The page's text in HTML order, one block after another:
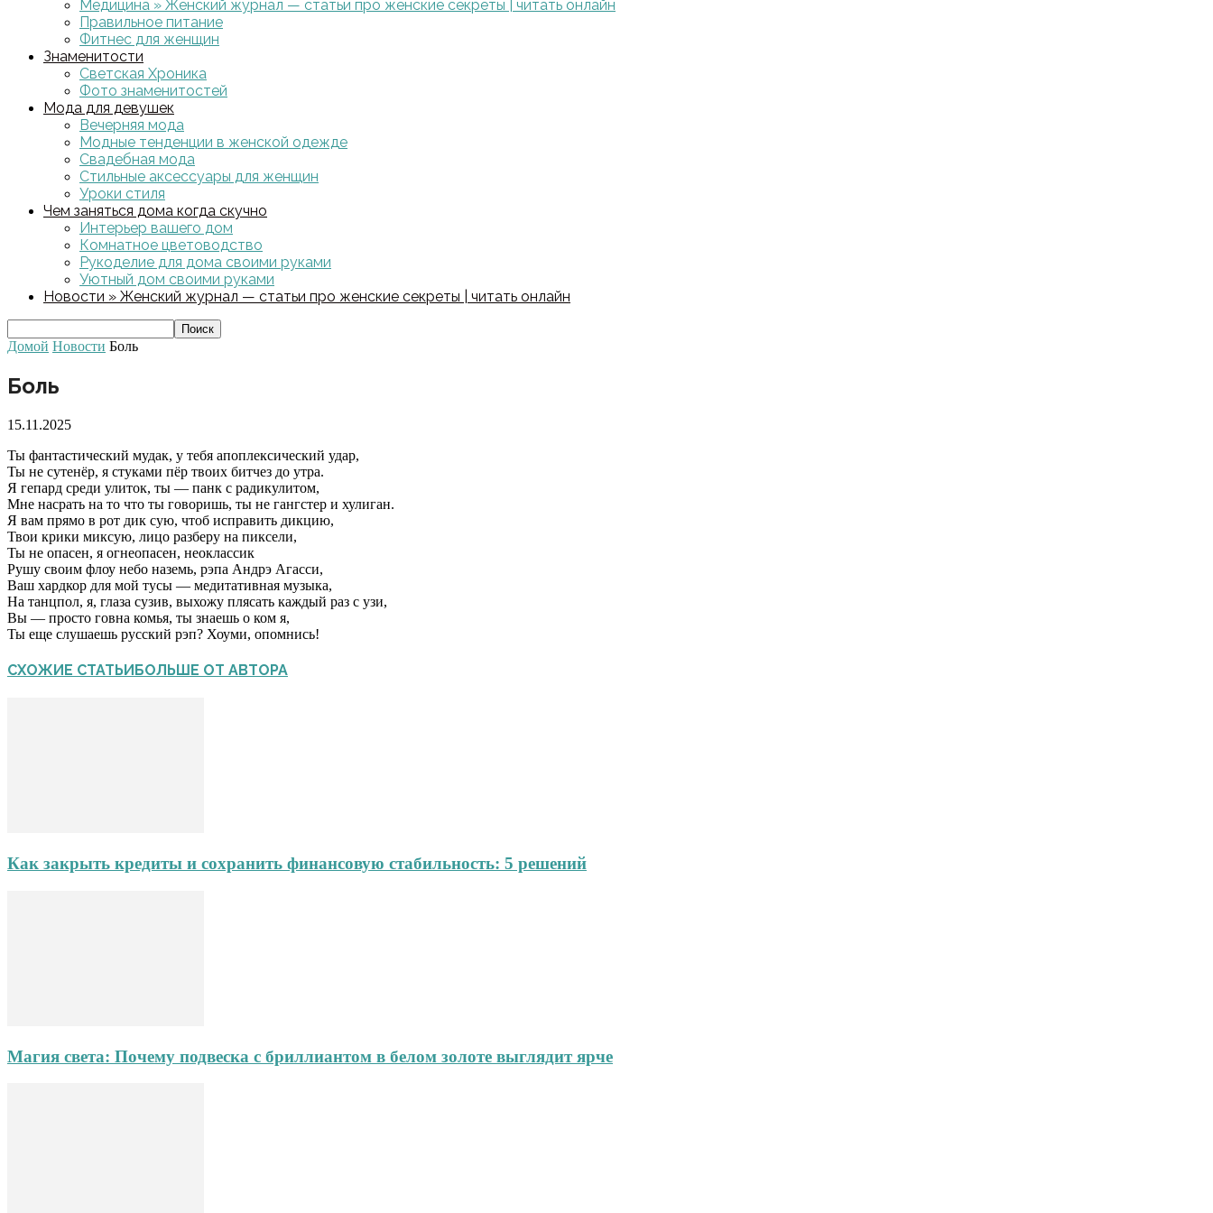
Медицина » Женский журнал — статьи про женские секреты | читать онлайн
Правильное питание
Фитнес для женщин
Знаменитости
Светская Хроника
Фото знаменитостей
Мода для девушек
Вечерняя мода
Модные тенденции в женской одежде
Свадебная мода
Стильные аксессуары для женщин
Уроки стиля
Чем заняться дома когда скучно
Интерьер вашего дом
Комнатное цветоводство
Рукоделие для дома своими руками
Уютный дом своими руками
Новости » Женский журнал — статьи про женские секреты | читать онлайн
Домой Новости Боль
Боль
15.11.2025
Ты фантастический мудак, у тебя апоплексический удар,
Ты не сутенёр, я стуками пёр твоих битчез до утра.
Я гепард среди улиток, ты — панк с радикулитом,
Мне насрать на то что ты говоришь, ты не гангстер и хулиган.
Я вам прямо в рот дик сую, чтоб исправить дикцию,
Твои крики миксую, лицо разберу на пиксели,
Ты не опасен, я огнеопасен, неоклассик
Рушу своим флоу небо наземь, рэпа Андрэ Агасси,
Ваш хардкор для мой тусы — медитативная музыка,
На танцпол, я, глаза сузив, выхожу плясать каждый раз с узи,
Вы — просто говна комья, ты знаешь о ком я,
Ты еще слушаешь русский рэп? Хоуми, опомнись!
СХОЖИЕ СТАТЬИБОЛЬШЕ ОТ АВТОРА
Как закрыть кредиты и сохранить финансовую стабильность: 5 решений
Магия света: Почему подвеска с бриллиантом в белом золоте выглядит ярче